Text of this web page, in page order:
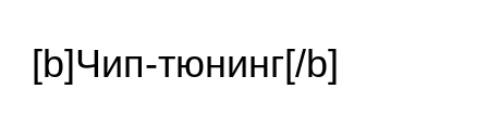
[b]Чип-тюнинг[/b]